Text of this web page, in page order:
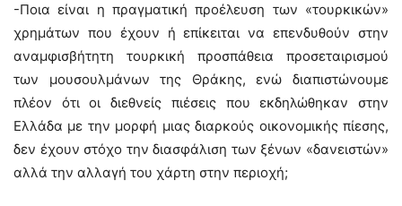
-Ποια είναι η πραγματική προέλευση των «τουρκικών»
χρημάτων που έχουν ή επίκειται να επενδυθούν στην
αναμφισβήτητη τουρκική προσπάθεια προσεταιρισμού
των μουσουλμάνων της Θράκης, ενώ διαπιστώνουμε
πλέον ότι οι διεθνείς πιέσεις που εκδηλώθηκαν στην
Ελλάδα με την μορφή μιας διαρκούς οικονομικής πίεσης,
δεν έχουν στόχο την διασφάλιση των ξένων «δανειστών»
αλλά την αλλαγή του χάρτη στην περιοχή;